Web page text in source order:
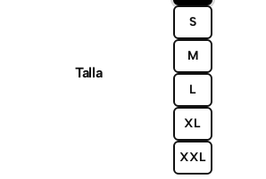
Talla
S
M
L
XL
XXL